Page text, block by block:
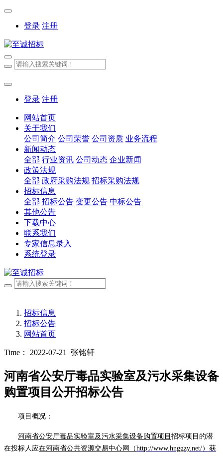
登录 注册
登录 注册
网站首页
关于我们
公司简介 公司荣誉 公司资质 业务流程
新闻动态
全部 行业资讯 公司动态 企业新闻
政策法规
全部 政府采购法规 招标采购法规
招标信息
全部 招标公告 变更公告 中标公告
其他公告
下载中心
联系我们
专家信息录入
系统登录
招标信息
招标公告
网站首页
Time： 2022-07-21 张铭轩
河南省公安厅毒品实验室及污水采集设备
购置项目公开招标公告
项目概况：
河南省公安厅毒品实验室及污水采集设备购置项目 招标项目的潜
在投标人 应在河南省公共资源交易中心网（http://www.hnggzy.net/）获